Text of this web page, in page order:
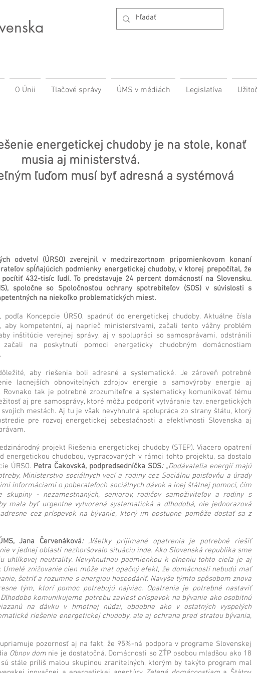
O Únii Tlačové správy ÚMS v médiách Legislatíva
energetickej chudoby je na stole, konať
musia aj ministerstvá.
ľuďom musí byť adresná a systémová
odvetví (ÚRSO) zverejnil v medzirezortnom pripomienkovom konaní
spĺňajúcich podmienky energetickej chudoby, v ktorej prepočítal, že
432-tisíc ľudí. To predstavuje 24 percent domácností na Slovensku.
spoločne so Spoločnosťou ochrany spotrebiteľov (SOS) v súvislosti s
na niekoľko problematických miest.
Koncepcie ÚRSO, spadnúť do energetickej chudoby. Aktuálne čísla
aby kompetentní, aj naprieč ministerstvami, začali tento vážny problém
inštitúcie verejnej správy, aj v spolupráci so samosprávami, odstránili
na poskytnutí pomoci energeticky chudobným domácnostiam
aby riešenia boli adresné a systematické. Je zároveň potrebné
lacnejších obnoviteľných zdrojov energie a samovýroby energie aj
Rovnako tak je potrebné zrozumiteľne a systematicky komunikovať tému
aj pre samosprávy, ktoré môžu podporiť vytváranie tzv. energetických
mestách. Aj tu je však nevyhnutná spolupráca zo strany štátu, ktorý
pre rozvoj energetickej sebestačnosti a efektívnosti Slovenska aj
projekt Riešenia energetickej chudoby (STEP). Viacero opatrení
energetickou chudobou, vypracovaných v rámci tohto projektu, sa dostalo
ÚRSO. Petra Čakovská, podpredsedníčka SOS:„Dodávatelia energií majú
Ministerstvo sociálnych vecí a rodiny cez Sociálnu poisťovňu a úrady
informáciami o poberateľoch sociálnych dávok a inej štátnej pomoci, čím
skupiny - nezamestnaných, seniorov, rodičov samoživiteľov a rodiny s
mala byť urgentne vytvorená systematická a dlhodobá, nie jednorazová
cez príspevok na bývanie, ktorý im postupne pomôže dostať sa z
Jana Červenáková:„Všetky prijímané opatrenia je potrebné riešiť
v jednej oblasti nezhoršovalo situáciu inde. Ako Slovenská republika sme
uhlíkovej neutrality. Nevyhnutnou podmienkou k plneniu tohto cieľa je aj
Umelé znižovanie cien môže mať opačný efekt, že domácnosti nebudú mať
šetriť a rozumne s energiou hospodáriť. Navyše týmto spôsobom znova
tým, ktorí pomoc potrebujú najviac. Opatrenia je potrebné nastaviť
komunikujeme potrebu zaviesť príspevok na bývanie ako osobitnú
na dávku v hmotnej núdzi, obdobne ako v ostatných vyspelých
riešenie energetickej chudoby, ale aj ochrana pred stratou bývania,
pozornosť aj na fakt, že 95%-ná podpora v programe Slovenskej
Obnov dom nie je dostatočná. Domácnosti so ZŤP osobou mladšou ako 18
stále príliš malou skupinou zraniteľných, ktorým by takýto program mal